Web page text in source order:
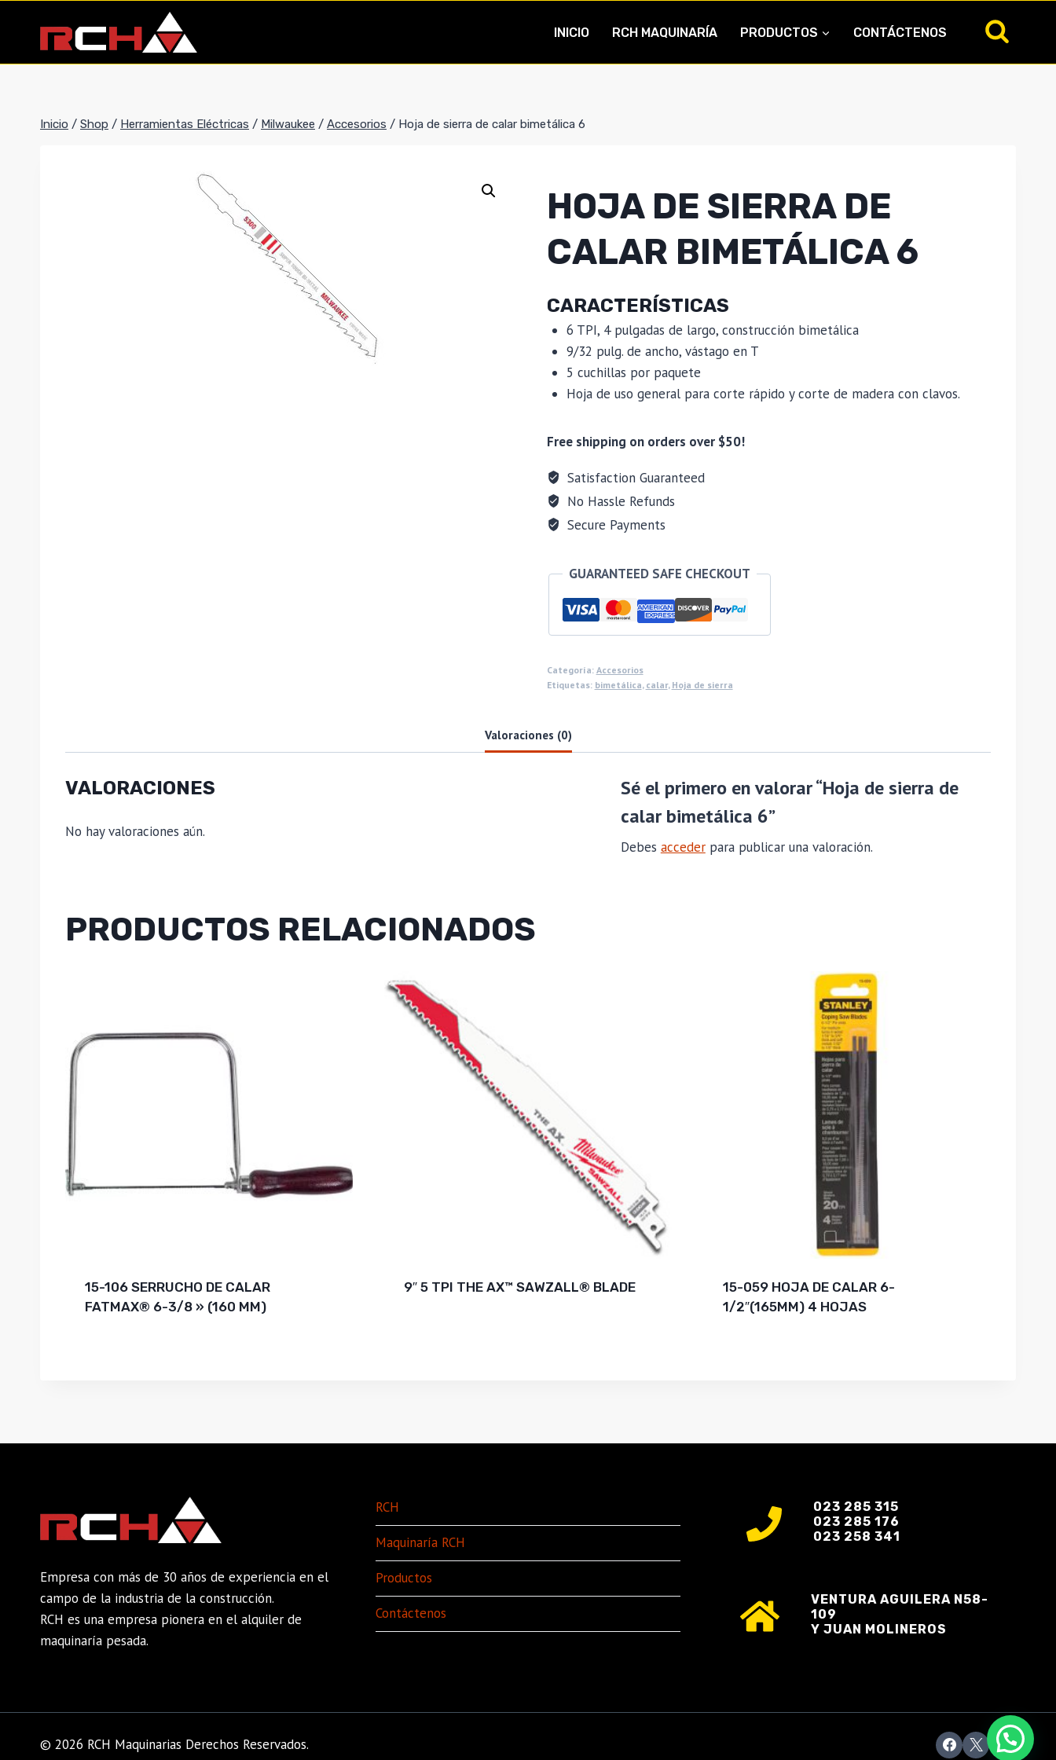
contenido
INICIO RCH MAQUINARÍA PRODUCTOS CONTÁCTENOS
Inicio / Shop / Herramientas Eléctricas / Milwaukee / Accesorios / Hoja de sierra de calar bimetálica 6
HOJA DE SIERRA DE
CALAR BIMETÁLICA 6
CARACTERÍSTICAS
6 TPI, 4 pulgadas de largo, construcción bimetálica
9/32 pulg. de ancho, vástago en T
5 cuchillas por paquete
Hoja de uso general para corte rápido y corte de madera con clavos.
Free shipping on orders over $50!
Satisfaction Guaranteed
No Hassle Refunds
Secure Payments
GUARANTEED SAFE CHECKOUT
Categoría: Accesorios
Etiquetas: bimetálica, calar, Hoja de sierra
Valoraciones (0)
VALORACIONES
No hay valoraciones aún.
Sé el primero en valorar “Hoja de sierra de
calar bimetálica 6”
Debes accederpara publicar una valoración.
PRODUCTOS RELACIONADOS
15-106 SERRUCHO DE CALAR
FATMAX® 6-3/8 » (160 MM)
9″ 5 TPI THE AX™ SAWZALL® BLADE
15-059 HOJA DE CALAR 6-
1/2″(165MM) 4 HOJAS
Empresa con más de 30 años de experiencia en el
campo de la industria de la construcción.
RCH es una empresa pionera en el alquiler de
maquinaría pesada.
RCH
Maquinaría RCH
Productos
Contáctenos
023 285 315
023 285 176
023 258 341
VENTURA AGUILERA N58-
109
Y JUAN MOLINEROS
© 2026 RCH Maquinarias Derechos Reservados.